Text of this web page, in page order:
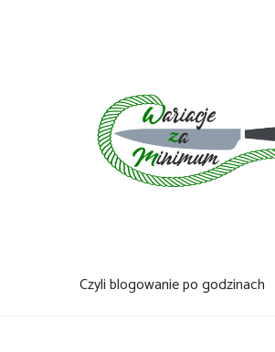
Czyli blogowanie po godzinach